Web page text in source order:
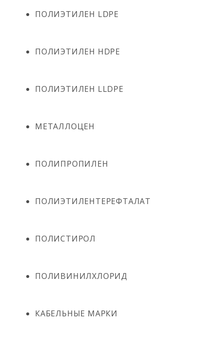
ПОЛИЭТИЛЕН LDPE
ПОЛИЭТИЛЕН HDPE
ПОЛИЭТИЛЕН LLDPE
МЕТАЛЛОЦЕН
ПОЛИПРОПИЛЕН
ПОЛИЭТИЛЕНТЕРЕФТАЛАТ
ПОЛИСТИРОЛ
ПОЛИВИНИЛХЛОРИД
КАБЕЛЬНЫЕ МАРКИ